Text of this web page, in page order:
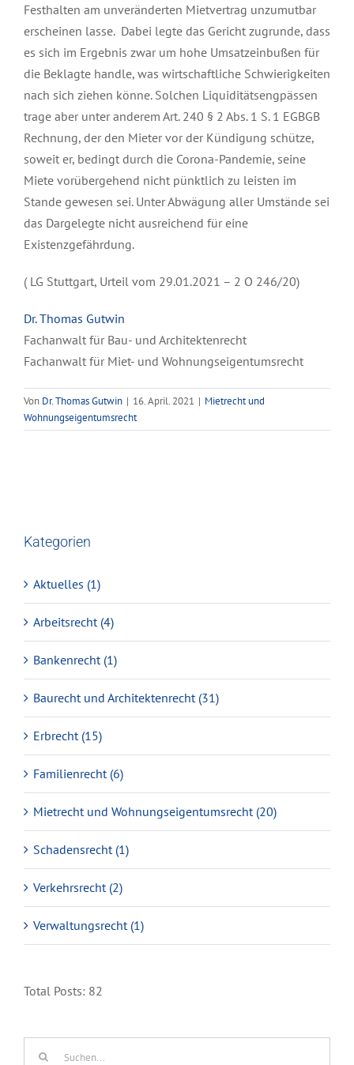
Festhalten am unveränderten Mietvertrag unzumutbar
erscheinen lasse. Dabei legte das Gericht zugrunde, dass
es sich im Ergebnis zwar um hohe Umsatzeinbußen für
die Beklagte handle, was wirtschaftliche Schwierigkeiten
nach sich ziehen könne. Solchen Liquiditätsengpässen
trage aber unter anderem Art. 240 § 2 Abs. 1 S. 1 EGBGB
Rechnung, der den Mieter vor der Kündigung schütze,
soweit er, bedingt durch die Corona-Pandemie, seine
Miete vorübergehend nicht pünktlich zu leisten im
Stande gewesen sei. Unter Abwägung aller Umstände sei
das Dargelegte nicht ausreichend für eine
Existenzgefährdung.
( LG Stuttgart, Urteil vom 29.01.2021 – 2 O 246/20)
Dr. Thomas Gutwin
Fachanwalt für Bau- und Architektenrecht
Fachanwalt für Miet- und Wohnungseigentumsrecht
Von Dr. Thomas Gutwin | 16. April. 2021 | Mietrecht und
Wohnungseigentumsrecht
Kategorien
Aktuelles (1)
Arbeitsrecht (4)
Bankenrecht (1)
Baurecht und Architektenrecht (31)
Erbrecht (15)
Familienrecht (6)
Mietrecht und Wohnungseigentumsrecht (20)
Schadensrecht (1)
Verkehrsrecht (2)
Verwaltungsrecht (1)
Total Posts: 82